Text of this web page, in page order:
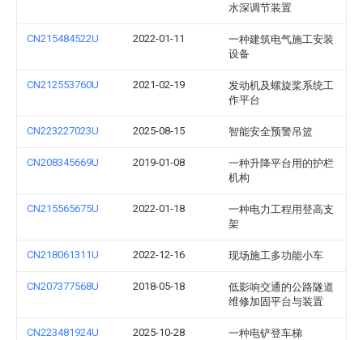
水深调节装置
CN215484522U 2022-01-11
一种建筑电气施工安装
设备
CN212553760U 2021-02-19
发动机及螺旋桨系统工
作平台
CN223227023U 2025-08-15 智能安全预警吊篮
CN208345669U 2019-01-08
一种升降平台用的护栏
机构
CN215565675U 2022-01-18
一种电力工程用登高支
架
CN218061311U 2022-12-16 现场施工多功能小车
CN207377568U 2018-05-18
低影响交通的公路隧道
维修加固平台与装置
CN223481924U 2025-10-28 一种电铲登车梯